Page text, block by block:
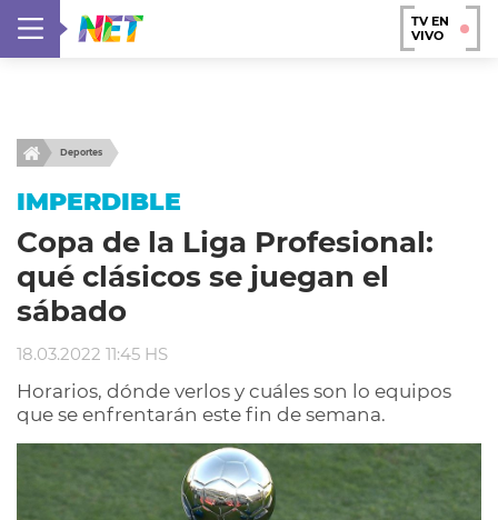
TV EN
VIVO
Deportes
IMPERDIBLE
Copa de la Liga Profesional:
qué clásicos se juegan el
sábado
18.03.2022 11:45 HS
Horarios, dónde verlos y cuáles son lo equipos
que se enfrentarán este fin de semana.